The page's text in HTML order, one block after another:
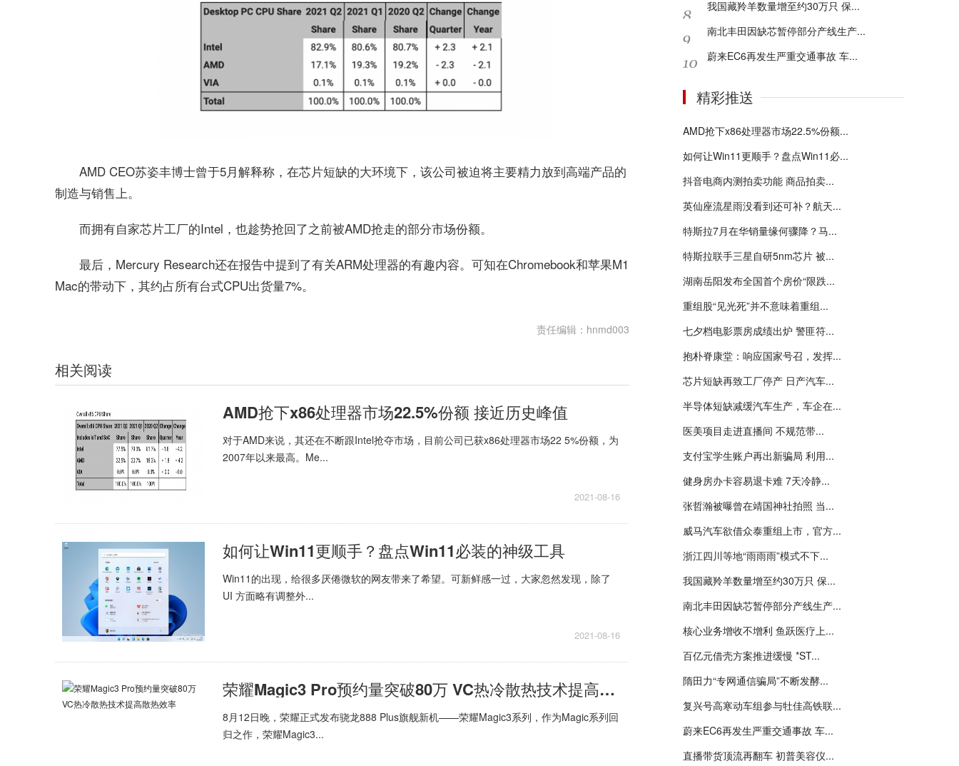
AMD CEO苏姿丰博士曾于5月解释称，在芯片短缺的大环境下，该公司被迫将主要精力放到高端产品的
制造与销售上。
而拥有自家芯片工厂的Intel，也趁势抢回了之前被AMD抢走的部分市场份额。
最后，Mercury Research还在报告中提到了有关ARM处理器的有趣内容。可知在Chromebook和苹果M1
Mac的带动下，其约占所有台式CPU出货量7%。
责任编辑：hnmd003
相关阅读
AMD抢下x86处理器市场22.5%份额 接近历史峰值
对于AMD来说，其还在不断跟Intel抢夺市场，目前公司已获x86处理器市场22 5%份额，为
2007年以来最高。Me...
2021-08-16
如何让Win11更顺手？盘点Win11必装的神级工具
Win11的出现，给很多厌倦微软的网友带来了希望。可新鲜感一过，大家忽然发现，除了
UI 方面略有调整外...
2021-08-16
荣耀Magic3 Pro预约量突破80万 VC热冷散热技术提高散热效率
8月12日晚，荣耀正式发布骁龙888 Plus旗舰新机——荣耀Magic3系列，作为Magic系列回
归之作，荣耀Magic3...
我国藏羚羊数量增至约30万只 保...
南北丰田因缺芯暂停部分产线生产...
蔚来EC6再发生严重交通事故 车...
精彩推送
AMD抢下x86处理器市场22.5%份额...
如何让Win11更顺手？盘点Win11必...
抖音电商内测拍卖功能 商品拍卖...
英仙座流星雨没看到还可补？航天...
特斯拉7月在华销量缘何骤降？马...
特斯拉联手三星自研5nm芯片 被...
湖南岳阳发布全国首个房价“限跌...
重组股“见光死”并不意味着重组...
七夕档电影票房成绩出炉 警匪符...
抱朴脊康堂：响应国家号召，发挥...
芯片短缺再致工厂停产 日产汽车...
半导体短缺减缓汽车生产，车企在...
医美项目走进直播间 不规范带...
支付宝学生账户再出新骗局 利用...
健身房办卡容易退卡难 7天冷静...
张哲瀚被曝曾在靖国神社拍照 当...
威马汽车欲借众泰重组上市，官方...
浙江四川等地“雨雨雨”模式不下...
我国藏羚羊数量增至约30万只 保...
南北丰田因缺芯暂停部分产线生产...
核心业务增收不增利 鱼跃医疗上...
百亿元借壳方案推进缓慢 *ST...
隋田力“专网通信骗局”不断发酵...
复兴号高寒动车组参与牡佳高铁联...
蔚来EC6再发生严重交通事故 车...
直播带货顶流再翻车 初普美容仪...